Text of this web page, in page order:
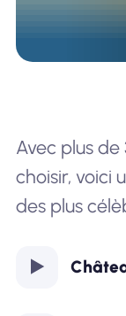
Avec plus
choisir, voici
des plus